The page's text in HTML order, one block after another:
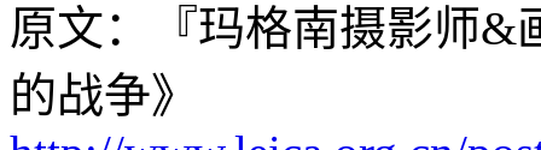
原文：『玛格南摄影师&
的战争》